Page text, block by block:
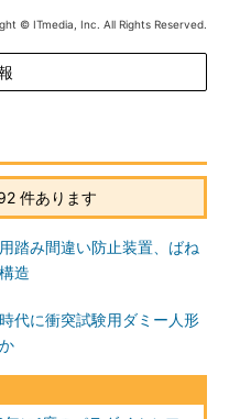
© ITmedia, Inc. All Rights Reserved.
件あります
踏み間違い防止装置、ばね
造
代に衝突試験用ダミー人形